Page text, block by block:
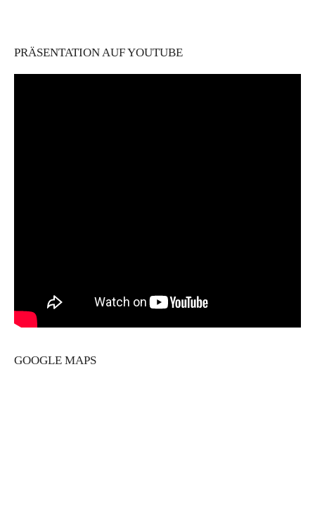
PRÄSENTATION AUF YOUTUBE
GOOGLE MAPS